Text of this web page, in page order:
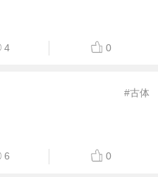
4 0
#古体
6 0